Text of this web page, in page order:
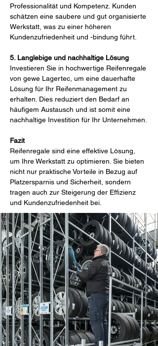
Professionalität und Kompetenz. Kunden
schätzen eine saubere und gut organisierte
Werkstatt, was zu einer höheren
Kundenzufriedenheit und -bindung führt.
5. Langlebige und nachhaltige Lösung
Investieren Sie in hochwertige Reifenregale
von gewe Lagertec, um eine dauerhafte
Lösung für Ihr Reifenmanagement zu
erhalten. Dies reduziert den Bedarf an
häufigem Austausch und ist somit eine
nachhaltige Investition für Ihr Unternehmen.
Fazit
Reifenregale sind eine effektive Lösung,
um Ihre Werkstatt zu optimieren. Sie bieten
nicht nur praktische Vorteile in Bezug auf
Platzersparnis und Sicherheit, sondern
tragen auch zur Steigerung der Effizienz
und Kundenzufriedenheit bei.